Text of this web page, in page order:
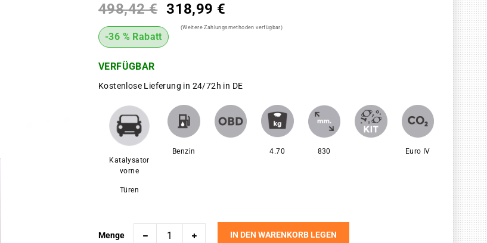
498,42 € 318,99 €
-36 % Rabatt
(Weitere Zahlungsmethoden verfügbar)
VERFÜGBAR
Kostenlose Lieferung in 24/72h in DE
Katalysator
vorne
Türen
Benzin 4.70 830 Euro IV
Menge IN DEN WARENKORB LEGEN